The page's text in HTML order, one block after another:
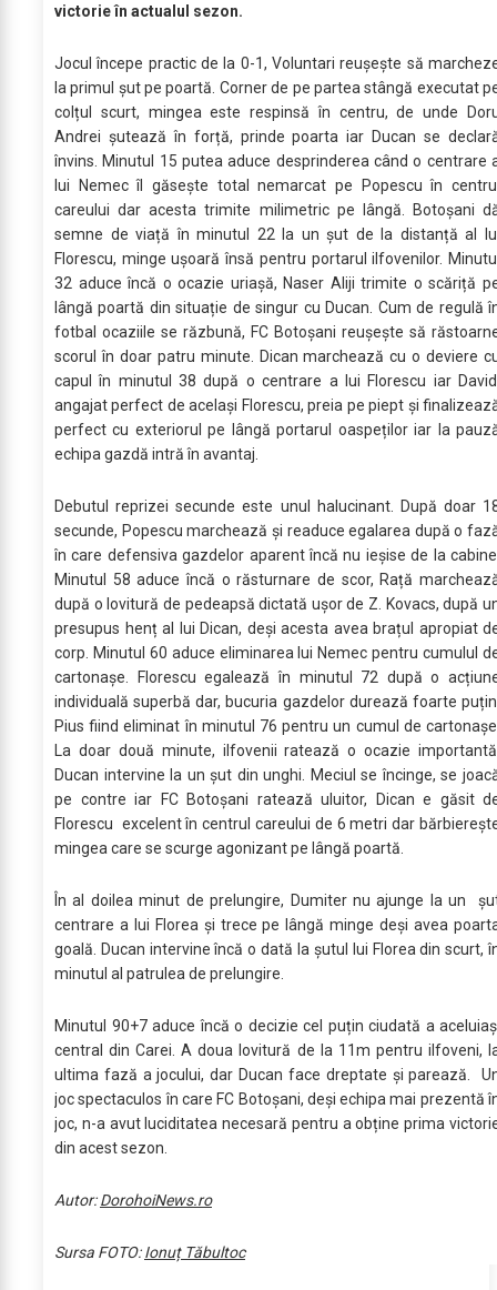
victorie în actualul sezon.
Jocul începe practic de la 0-1, Voluntari reușește să
la primul șut pe poartă. Corner de pe partea stângă executat
colțul scurt, mingea este respinsă în centru, de unde
Andrei șutează în forță, prinde poarta iar Ducan se
învins. Minutul 15 putea aduce desprinderea când o centrare
lui Nemec îl găsește total nemarcat pe Popescu în
careului dar acesta trimite milimetric pe lângă. Botoșani
semne de viață în minutul 22 la un șut de la distanță al
Florescu, minge ușoară însă pentru portarul ilfovenilor.
32 aduce încă o ocazie uriașă, Naser Aliji trimite o scăriță
lângă poartă din situație de singur cu Ducan. Cum de regulă
fotbal ocaziile se răzbună, FC Botoșani reușește să
scorul în doar patru minute. Dican marchează cu o deviere
capul în minutul 38 după o centrare a lui Florescu iar
angajat perfect de același Florescu, preia pe piept și
perfect cu exteriorul pe lângă portarul oaspeților iar la
echipa gazdă intră în avantaj.
Debutul reprizei secunde este unul halucinant. După doar
secunde, Popescu marchează și readuce egalarea după o
în care defensiva gazdelor aparent încă nu ieșise de la
Minutul 58 aduce încă o răsturnare de scor, Rață
după o lovitură de pedeapsă dictată ușor de Z. Kovacs, după
presupus henț al lui Dican, deși acesta avea brațul apropiat
corp. Minutul 60 aduce eliminarea lui Nemec pentru cumulul
cartonașe. Florescu egalează în minutul 72 după o
individuală superbă dar, bucuria gazdelor durează foarte
Pius fiind eliminat în minutul 76 pentru un cumul de
La doar două minute, ilfovenii ratează o ocazie
Ducan intervine la un șut din unghi. Meciul se încinge, se
pe contre iar FC Botoșani ratează uluitor, Dican e găsit
Florescu excelent în centrul careului de 6 metri dar
mingea care se scurge agonizant pe lângă poartă.
În al doilea minut de prelungire, Dumiter nu ajunge la un
centrare a lui Florea și trece pe lângă minge deși avea
goală. Ducan intervine încă o dată la șutul lui Florea din scurt,
minutul al patrulea de prelungire.
Minutul 90+7 aduce încă o decizie cel puțin ciudată a
central din Carei. A doua lovitură de la 11m pentru ilfoveni,
ultima fază a jocului, dar Ducan face dreptate și parează.
joc spectaculos în care FC Botoșani, deși echipa mai prezentă
joc, n-a avut luciditatea necesară pentru a obține prima
din acest sezon.
Autor:DorohoiNews.ro
Sursa FOTO:Ionuț Tăbultoc